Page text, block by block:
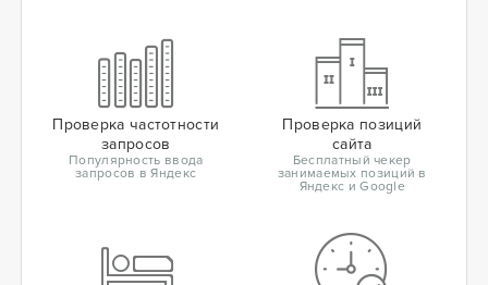
Проверка частотности
запросов
Популярность ввода
запросов в Яндекс
Проверка позиций
сайта
Бесплатный чекер
занимаемых позиций в
Яндекс и Google